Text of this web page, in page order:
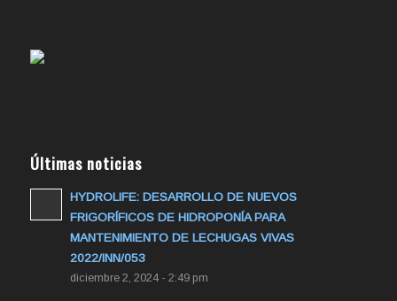
Últimas noticias
HYDROLIFE: DESARROLLO DE NUEVOS
FRIGORÍFICOS DE HIDROPONÍA PARA
MANTENIMIENTO DE LECHUGAS VIVAS
2022/INN/053
diciembre 2, 2024 - 2:49 pm